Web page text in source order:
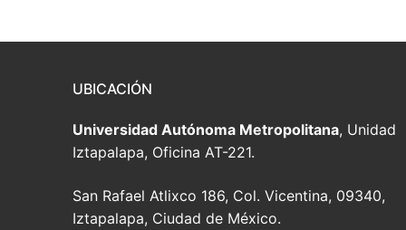
UBICACIÓN
Universidad Autónoma Metropolitana, Unidad
Iztapalapa, Oficina AT-221.
San Rafael Atlixco 186, Col. Vicentina, 09340,
Iztapalapa, Ciudad de México.